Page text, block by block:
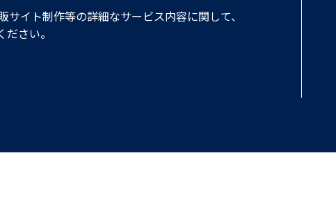
サイト制作等の詳細なサービス内容に関して、
さい。